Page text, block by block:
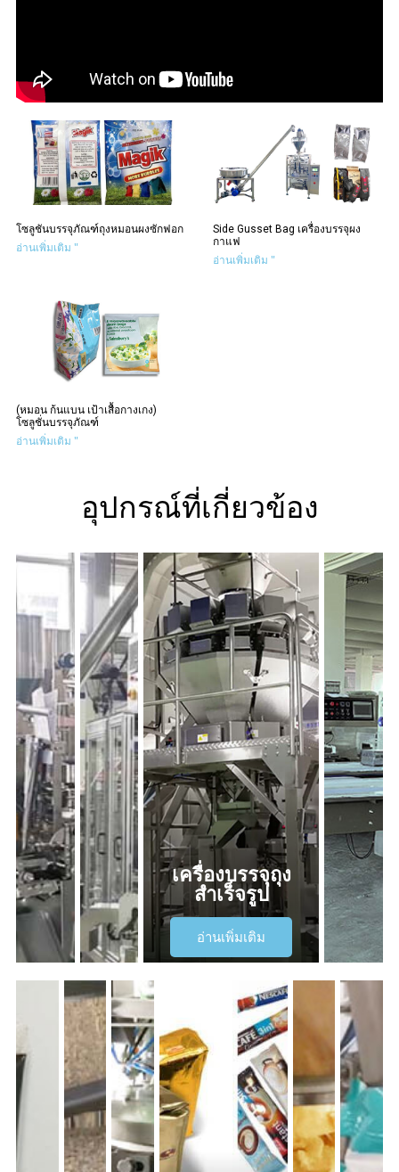
โซลูชันบรรจุภัณฑ์ถุงหมอนผงซักฟอก
อ่านเพิ่มเติม "
Side Gusset Bag เครื่องบรรจุผง
กาแฟ
อ่านเพิ่มเติม "
(หมอน ก้นแบน เป้าเสื้อกางเกง)
โซลูชั่นบรรจุภัณฑ์
อ่านเพิ่มเติม "
อุปกรณ์ที่เกี่ยวข้อง
เครื่องบรรจุถุง
สำเร็จรูป
อ่านเพิ่มเติม